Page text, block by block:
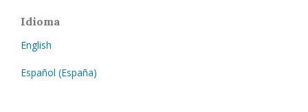
Idioma
English
Español (España)